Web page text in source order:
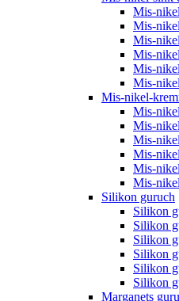
Mis-
Mis-
Mis-
Mis-
Mis-
Mis-
Mis-nikel-
Mis-
Mis-
Mis-
Mis-
Mis-
Mis-
Silikon guruch
Silikon
Silikon
Silikon
Silikon
Silikon
Silikon
Marganets